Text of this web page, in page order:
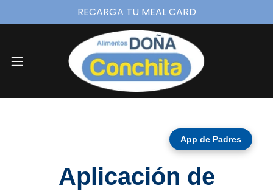
RECARGA TU MEAL CARD